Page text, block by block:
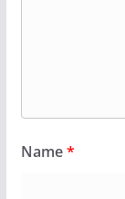
Name*